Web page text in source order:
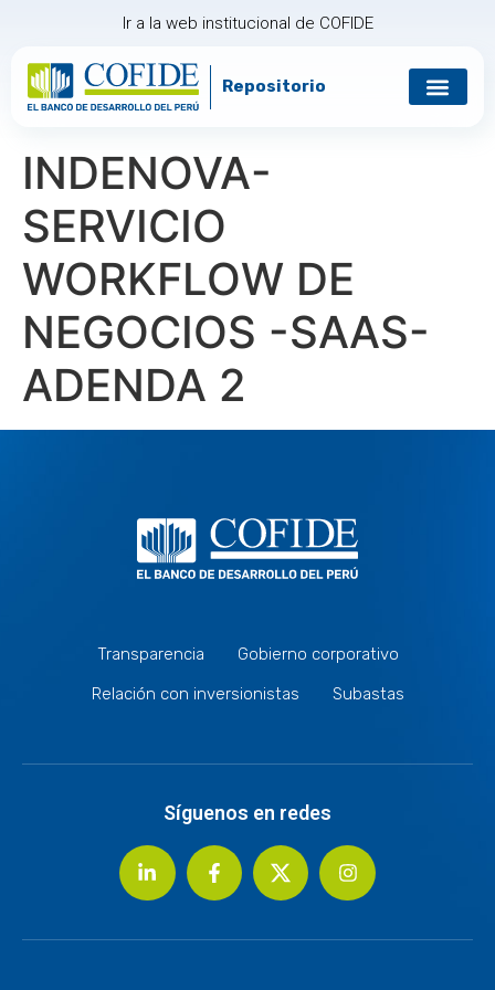
Ir a la web institucional de COFIDE
Repositorio
INDENOVA-
SERVICIO
WORKFLOW DE
NEGOCIOS -SAAS-
ADENDA 2
Transparencia
Gobierno corporativo
Relación con inversionistas
Subastas
Síguenos en redes